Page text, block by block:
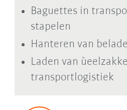
Baguettes in
stapelen
Hanteren van
Laden van
transportlogistiek